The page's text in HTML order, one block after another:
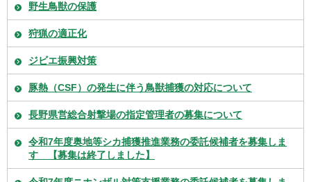
野生鳥獣の保護
狩猟の適正化
ジビエ振興対策
豚熱（CSF）の発生に伴う鳥獣捕獲の対応について
長野県営総合射撃場の指定管理者の募集について
令和7年度奥地等シカ捕獲推進業務の委託候補者を募集しま
す 【募集は終了しました】